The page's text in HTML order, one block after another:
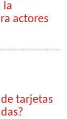
la
actores
tarjetas